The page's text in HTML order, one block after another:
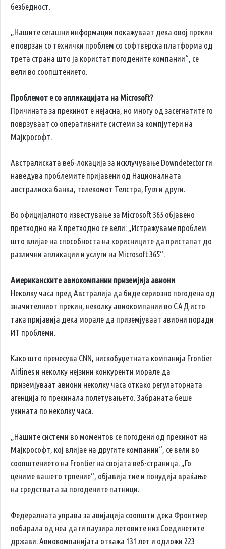
безбедност.
„Нашите сегашни информации покажуваат дека овој прекин
е поврзан со технички проблем со софтверска платформа од
трета страна што ја користат погодените компании“, се
вели во соопштението.
Проблемот е со апликацијата на Microsoft?
Причината за прекинот е нејасна, но многу од засегнатите го
поврзуваат со оперативните системи за компјутери на
Мајкрософт.
Австралиската веб-локација за исклучување Downdetector ги
наведува проблемите пријавени од Националната
австралиска банка, телекомот Телстра, Гугл и други.
Во официјалното известување за Microsoft 365 објавено
претходно на X претходно се вели: „Истражуваме проблем
што влијае на способноста на корисниците да пристапат до
различни апликации и услуги на Microsoft 365“.
Американските авиокомпании приземјија авиони
Неколку часа пред Австралија да биде сериозно погодена од
значителниот прекин, неколку авиокомпании во САД исто
така пријавија дека морале да приземјуваат авиони поради
ИТ проблеми.
Како што пренесува CNN, нискобуџетната компанија Frontier
Airlines и неколку нејзини конкуренти морале да
приземјуваат авиони неколку часа откако регулаторната
агенција го прекинала полетувањето. Забраната беше
укината по неколку часа.
„Нашите системи во моментов се погодени од прекинот на
Мајкрософт, кој влијае на другите компании“, се вели во
соопштението на Frontier на својата веб-страница. „Го
цениме вашето трпение“, објавија тие и понудија враќање
на средствата за погодените патници.
Федералната управа за авијација соопшти дека Фронтиер
побарала од неа да ги паузира летовите низ Соединетите
држави. Авиокомпанијата откажа 131 лет и одложи 223